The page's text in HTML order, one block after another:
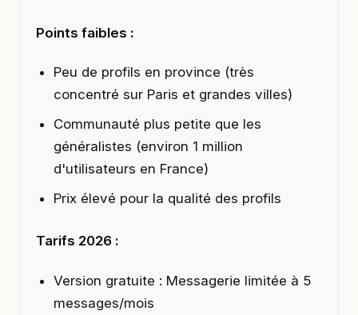
Points faibles :
Peu de profils en province (très
concentré sur Paris et grandes villes)
Communauté plus petite que les
généralistes (environ 1 million
d'utilisateurs en France)
Prix élevé pour la qualité des profils
Tarifs 2026 :
Version gratuite : Messagerie limitée à 5
messages/mois